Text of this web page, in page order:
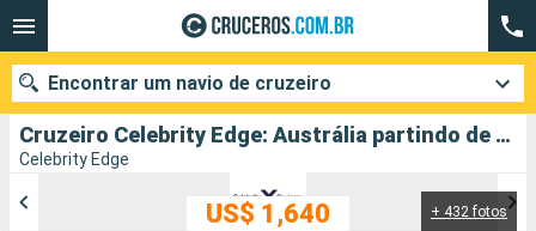
Cruzeiro Celebrity Edge: Austrália partindo de Sydney
Celebrity Edge
+ 432 fotos
US$ 1,640
Encontrar um navio de cruzeiro